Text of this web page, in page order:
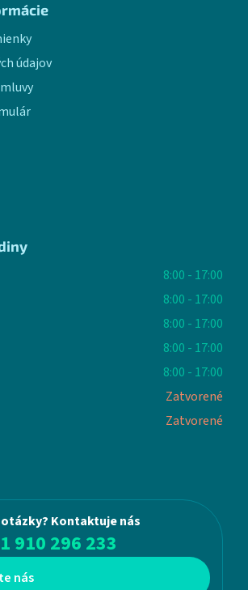
údajov
8:00 - 17:00
8:00 - 17:00
8:00 - 17:00
8:00 - 17:00
8:00 - 17:00
Zatvorené
Zatvorené
Kontaktuje nás
910 296 233
nás